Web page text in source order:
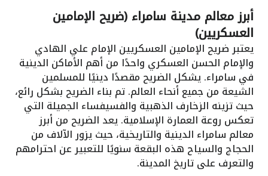
أبرز معالم مدينة سامراء (ضريح الإمامين
العسكريين)
يعتبر ضريح الإمامين العسكريين الإمام علي الهادي
والإمام الحسن العسكري واحدًا من أهم الأماكن الدينية
في سامراء. يشكل الضريح مقصدًا دينيًا للمسلمين
الشيعة من جميع أنحاء العالم. تم بناء الضريح بشكل رائع،
حيث تزينه الزخارف الذهبية والفسيفساء الجميلة التي
تعكس روعة العمارة الإسلامية. يعد الضريح من أبرز
معالم سامراء الدينية والتاريخية، حيث يزور الآلاف من
الحجاج والسياح هذه البقعة سنويًا للتعبير عن احترامهم
والتعرف على تاريخ المدينة.